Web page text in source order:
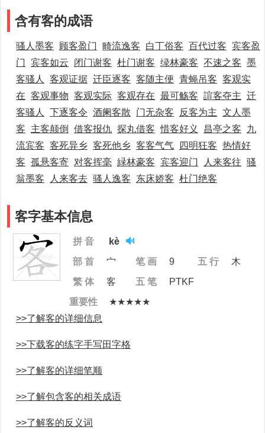
含有客的成语
骚人墨客 顾客盈门 畸流逸客 白丁俗客 百代过客 宾客盈
门
宾客如云 闭门谢客 杜门谢客 绿林豪客 不速之客 墨
客骚人
客观证据 迁臣逐客 客随主便 青蝇吊客 客观实
在 客观事物 客观实际 客观存在 最可觞客 諠客夺主 迁
客骚人
下逐客令 酒阑客散 门无杂客 反客为主 文人墨
客
主客颠倒 借客报仇 探丸借客 惜客好义 昌亭之客
九
流宾客 客死异乡 客死他乡 客客气气 四明狂客 热情好
客 孤悬客寄 对客挥毫 緑林豪客 宾客迎门 人来客往 骚
翁墨客
人来客去 骚人逸客 东床娇客 杜门绝客
客字基本信息
拼 音
kè
部 首
宀 笔 画 9 五 行
木
繁 体
客 五 笔
PTKF
重要性
★★★★★
>>了解客的详细信息
>>下载客的练字手写田字格
>>了解客的详细笔顺
>>了解包含客的相关成语
>>了解客的反义词